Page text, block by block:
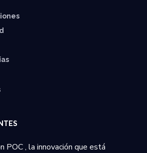
POC , la innovación que está